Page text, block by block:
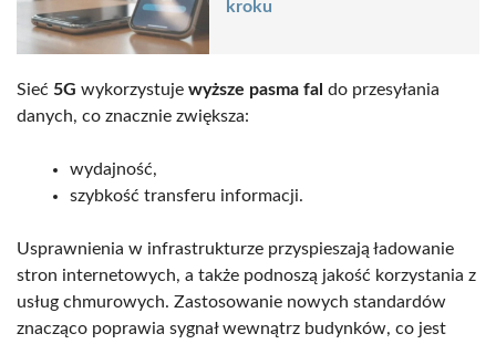
kroku
Sieć 5G wykorzystuje wyższe pasma fal do przesyłania
danych, co znacznie zwiększa:
wydajność,
szybkość transferu informacji.
Usprawnienia w infrastrukturze przyspieszają ładowanie
stron internetowych, a także podnoszą jakość korzystania z
usług chmurowych. Zastosowanie nowych standardów
znacząco poprawia sygnał wewnątrz budynków, co jest